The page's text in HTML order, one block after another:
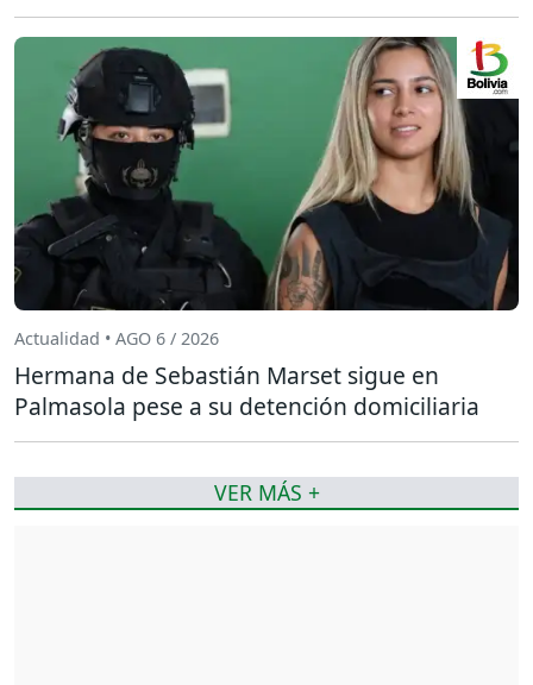
Actualidad • AGO 6 / 2026
Hermana de Sebastián Marset sigue en
Palmasola pese a su detención domiciliaria
VER MÁS +